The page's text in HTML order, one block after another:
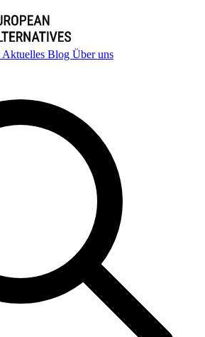
Aktuelles Blog Über uns